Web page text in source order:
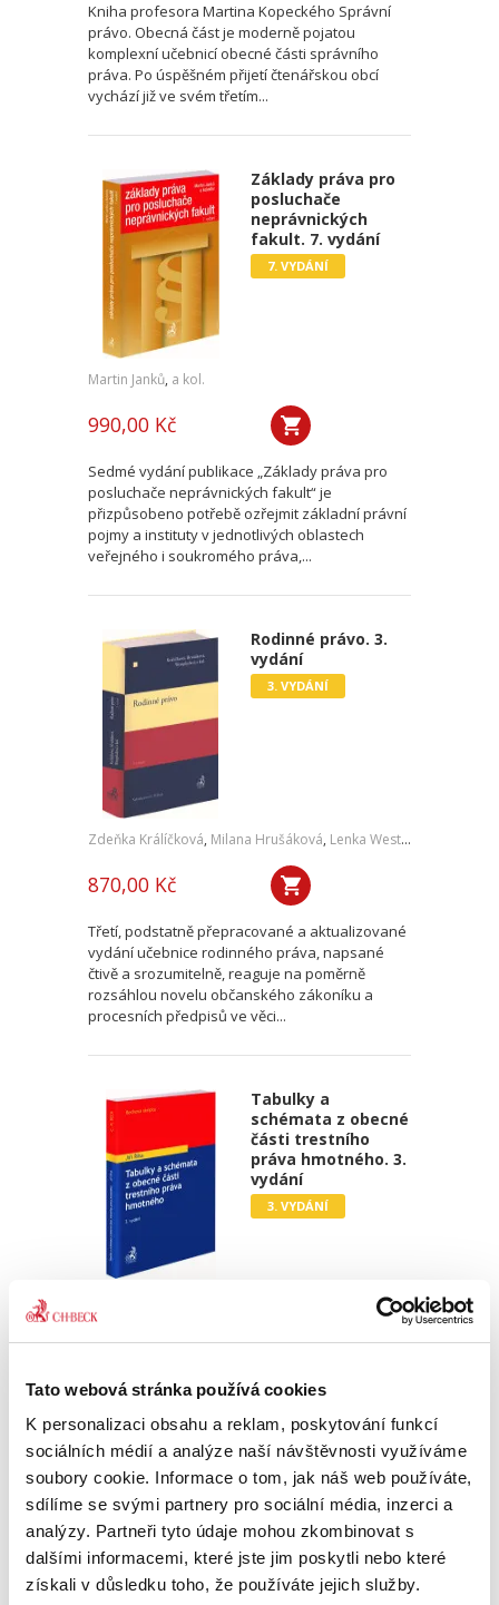
Tato webová stránka používá cookies
K personalizaci obsahu a reklam, poskytování funkcí
sociálních médií a analýze naší návštěvnosti využíváme
soubory cookie. Informace o tom, jak náš web používáte,
sdílíme se svými partnery pro sociální média, inzerci a
analýzy. Partneři tyto údaje mohou zkombinovat s
dalšími informacemi, které jste jim poskytli nebo které
získali v důsledku toho, že používáte jejich služby.
Kniha profesora Martina Kopeckého Správní
právo. Obecná část je moderně pojatou
komplexní učebnicí obecné části správního
práva. Po úspěšném přijetí čtenářskou obcí
vychází již ve svém třetím...
Základy práva pro
posluchače
neprávnických
fakult. 7. vydání
7. VYDÁNÍ
Martin Janků, a kol.
990,00 Kč
Sedmé vydání publikace „Základy práva pro
posluchače neprávnických fakult“ je
přizpůsobeno potřebě ozřejmit základní právní
pojmy a instituty v jednotlivých oblastech
veřejného i soukromého práva,...
Rodinné právo. 3.
vydání
3. VYDÁNÍ
Zdeňka Králíčková, Milana Hrušáková, Lenka Westphalová
870,00 Kč
Třetí, podstatně přepracované a aktualizované
vydání učebnice rodinného práva, napsané
čtivě a srozumitelně, reaguje na poměrně
rozsáhlou novelu občanského zákoníku a
procesních předpisů ve věci...
Tabulky a
schémata z obecné
části trestního
práva hmotného. 3.
vydání
3. VYDÁNÍ
450,00 Kč
Učební pomůcka ke studiu trestního práva
zpracováním navazuje na texty učebnic obecné
části trestního práva hmotného a zachycuje
vztahy vykládaných pojmů do...
Správní právo
procesní